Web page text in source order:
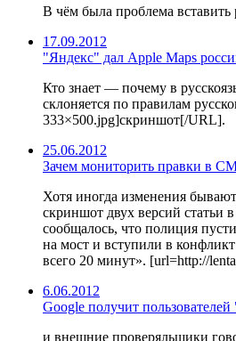
В чём была проблема
17.09.2012
"Яндекс" дал Apple Maps
Кто знает — почему в
склоняется по правилам
333×500.jpg]скриншот[/URL].
25.06.2012
Зачем мониторить правки в
Хотя иногда изменения
скриншот двух версий статьи
сообщалось, что полиция
на мост и вступили в
всего 20 минут». [url=http://
6.06.2012
Google получит
и внешние проверяльщики